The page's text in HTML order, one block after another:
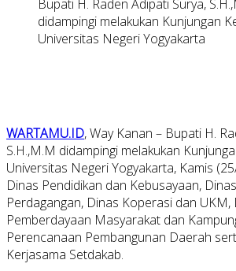
Bupati H. Raden Adipati Surya,
didampingi melakukan Kunjungan
Universitas Negeri Yogyakarta
WARTAMU.ID, Way Kanan – Bupati H.
S.H.,M.M didampingi melakukan
Universitas Negeri Yogyakarta, Kamis
Dinas Pendidikan dan Kebusayaan,
Perdagangan, Dinas Koperasi dan UKM,
Pemberdayaan Masyarakat dan
Perencanaan Pembangunan Daerah
Kerjasama Setdakab.